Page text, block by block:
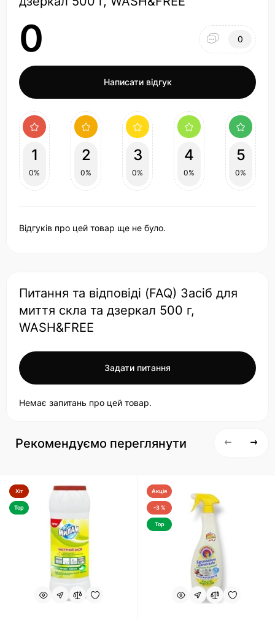
0 0
Написати відгук
1
0%
2
0%
3
0%
4
0%
5
0%
Відгуків про цей товар ще не було.
Питання та відповіді (FAQ) Засіб для
миття скла та дзеркал 500 г,
WASH&FREE
Задати питання
Немає запитань про цей товар.
Рекомендуємо переглянути
Хіт
Top
Акція
-3 %
Top